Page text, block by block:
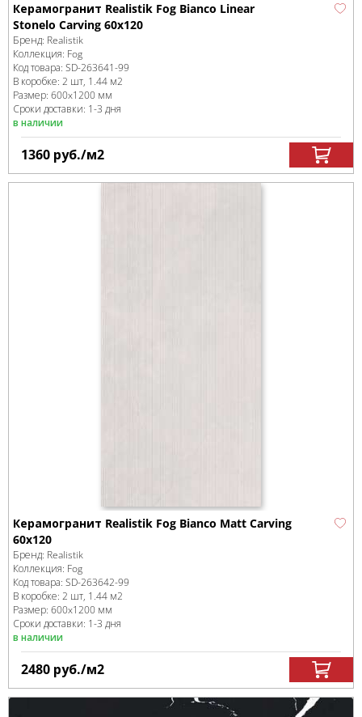
Керамогранит Realistik Fog Bianco Linear
Stonelo Carving 60x120
Бренд: Realistik
Коллекция: Fog
Код товара: SD-263641-99
В коробке: 2 шт, 1.44 м2
Размер: 600x1200 мм
Сроки доставки: 1-3 дня
в наличии
1360 руб./м2
Керамогранит Realistik Fog Bianco Matt Carving
60x120
Бренд: Realistik
Коллекция: Fog
Код товара: SD-263642-99
В коробке: 2 шт, 1.44 м2
Размер: 600x1200 мм
Сроки доставки: 1-3 дня
в наличии
2480 руб./м2